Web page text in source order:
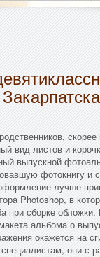
скорее
вид листов и
выпускной
фотокнигу и
лучше
Photoshop, в
при сборке
альбома о
окажется на
они с